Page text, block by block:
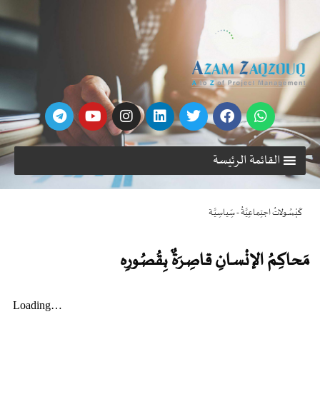
القائمة الرئيسة
كَبْسُـولاتُ اجتِماعِيَّةُ - سِّياسِيَّـة
مَحاكِـمُ الإنْسـانِ قاصِـرَةٌ بِقُصُـورِه